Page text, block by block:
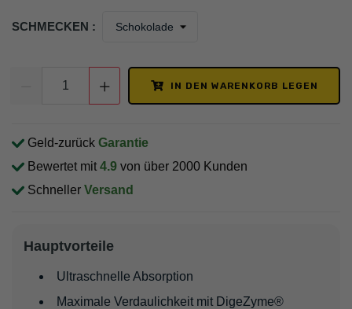
SCHMECKEN :
IN DEN WARENKORB LEGEN
Geld-zurück Garantie
Bewertet mit 4.9 von über 2000 Kunden
Schneller Versand
Hauptvorteile
Ultraschnelle Absorption
Maximale Verdaulichkeit mit DigeZyme®